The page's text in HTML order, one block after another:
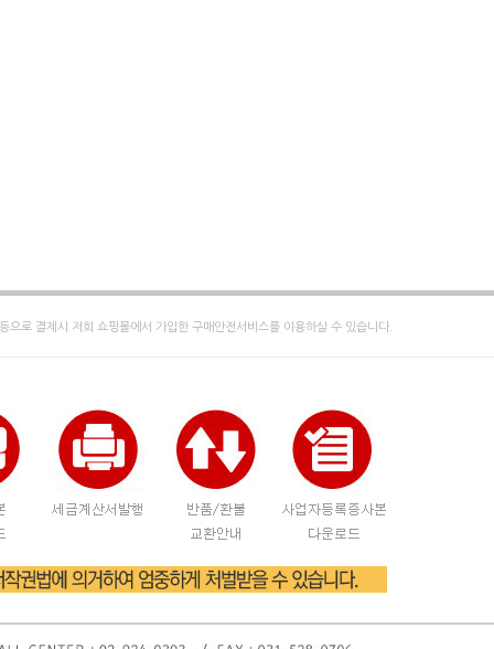
으로 결제시 저희 쇼핑몰에서 가입한 구매안전서비스를 이용하실 수 있습니다.